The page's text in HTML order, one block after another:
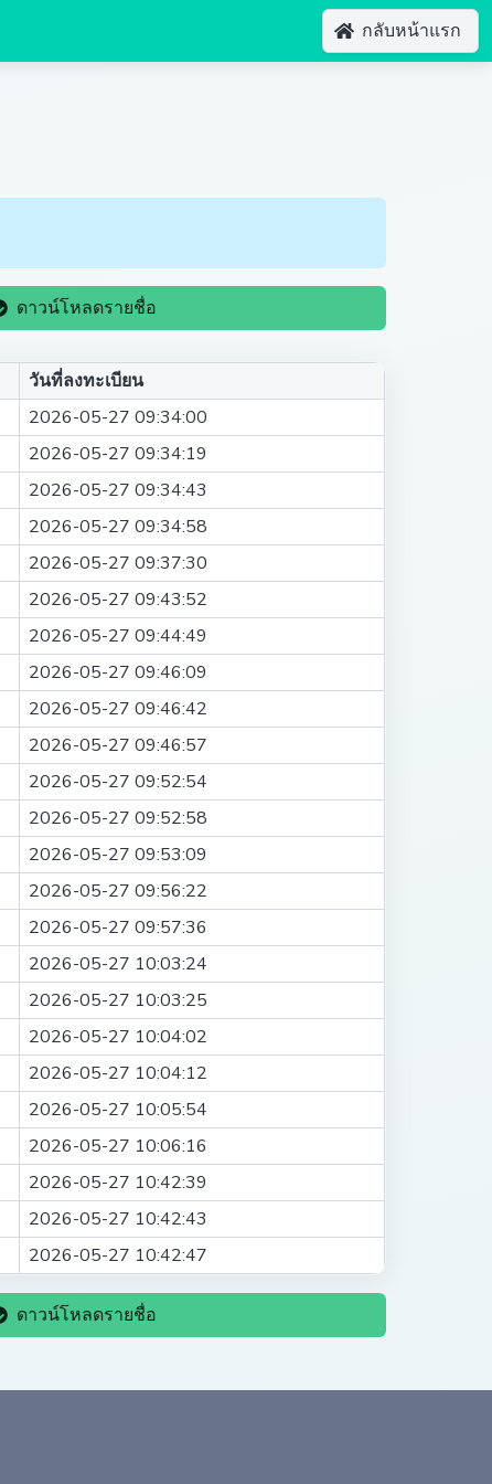
กลับหน้าแรก
ดาวน์โหลดรายชื่อ
วันที่ลงทะเบียน
2026-05-27 09:34:00
2026-05-27 09:34:19
2026-05-27 09:34:43
2026-05-27 09:34:58
2026-05-27 09:37:30
2026-05-27 09:43:52
2026-05-27 09:44:49
2026-05-27 09:46:09
2026-05-27 09:46:42
2026-05-27 09:46:57
2026-05-27 09:52:54
2026-05-27 09:52:58
2026-05-27 09:53:09
2026-05-27 09:56:22
2026-05-27 09:57:36
2026-05-27 10:03:24
2026-05-27 10:03:25
2026-05-27 10:04:02
2026-05-27 10:04:12
2026-05-27 10:05:54
2026-05-27 10:06:16
2026-05-27 10:42:39
2026-05-27 10:42:43
2026-05-27 10:42:47
ดาวน์โหลดรายชื่อ